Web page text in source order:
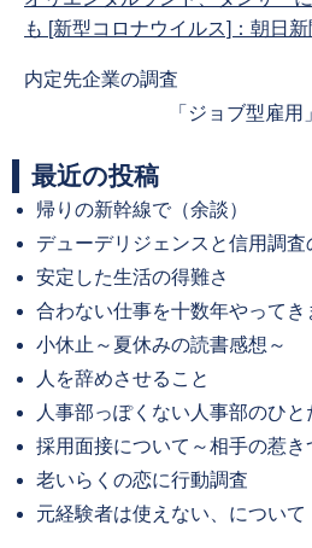
も [新型コロナウイルス]：朝日
Previous
内定先企業の調査
Next
「ジョブ型雇
最近の投稿
帰りの新幹線で（余談）
デューデリジェンスと信用調査
安定した生活の得難さ
合わない仕事を十数年やってき
小休止～夏休みの読書感想～
人を辞めさせること
人事部っぽくない人事部のひと
採用面接について～相手の惹き
老いらくの恋に行動調査
元経験者は使えない、について